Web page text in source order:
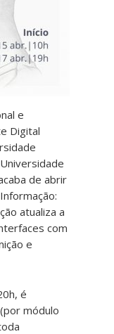
e
Digital
de abrir
atualiza a
com
e
é
módulo